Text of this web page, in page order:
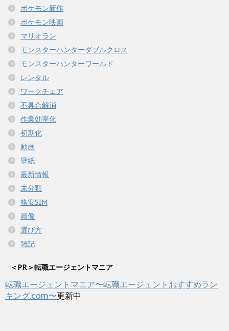
ポケモン新作
ポケモン映画
マリオラン
モンスターハンターダブルクロス
モンスターハンターワールド
レンタル
ワークチェア
不具合解消
作業効率化
初期化
動画
壁紙
最新情報
未分類
格安SIM
画像
選び方
雑記
＜PR＞転職エージェントマニア
転職エージェントマニア〜転職エージェントおすすめラン
キング.com〜更新中